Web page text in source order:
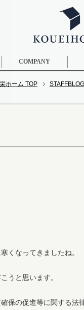
COMPANY
ホーム TOP STAFFBLOG
くなってきましたね。
うと思います。
保の促進等に関する法